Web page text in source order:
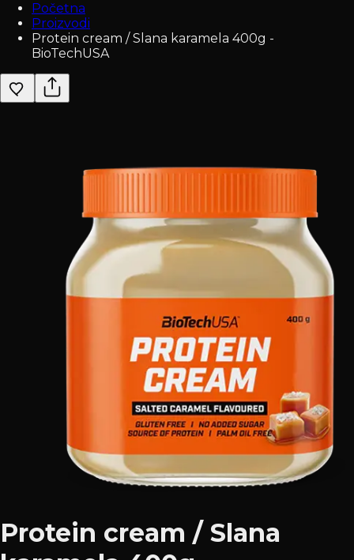
Početna
Proizvodi
Protein cream / Slana karamela 400g -
BioTechUSA
Protein cream / Slana